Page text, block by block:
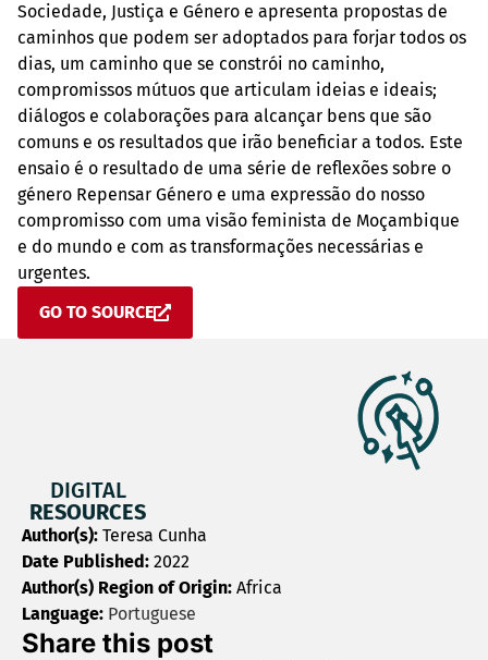
Sociedade, Justiça e Género e apresenta propostas de
caminhos que podem ser adoptados para forjar todos os
dias, um caminho que se constrói no caminho,
compromissos mútuos que articulam ideias e ideais;
diálogos e colaborações para alcançar bens que são
comuns e os resultados que irão beneficiar a todos. Este
ensaio é o resultado de uma série de reflexões sobre o
género Repensar Género e uma expressão do nosso
compromisso com uma visão feminista de Moçambique
e do mundo e com as transformações necessárias e
urgentes.
GO TO SOURCE
DIGITAL
RESOURCES
Author(s): Teresa Cunha
Date Published: 2022
Author(s) Region of Origin: Africa
Language: Portuguese
Share this post